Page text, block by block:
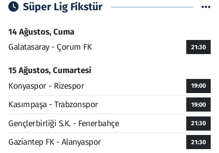
Süper Lig Fikstür
14 Ağustos, Cuma
Galatasaray - Çorum FK
21:30
15 Ağustos, Cumartesi
Konyaspor - Rizespor
19:00
Kasımpaşa - Trabzonspor 19:00
Gençlerbirliği S.K. - Fenerbahçe 21:30
Gaziantep FK - Alanyaspor 21:30